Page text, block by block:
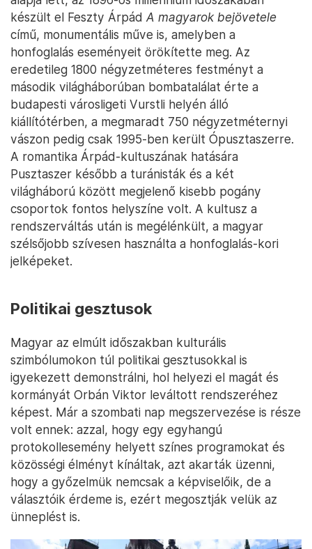
készült el Feszty Árpád A magyarok bejövetele
című, monumentális műve is, amelyben a
honfoglalás eseményeit örökítette meg. Az
eredetileg 1800 négyzetméteres festményt a
második világháborúban bombatalálat érte a
budapesti városligeti Vurstli helyén álló
kiállítótérben, a megmaradt 750 négyzetméternyi
vászon pedig csak 1995-ben került Ópusztaszerre.
A romantika Árpád-kultuszának hatására
Pusztaszer később a turánisták és a két
világháború között megjelenő kisebb pogány
csoportok fontos helyszíne volt. A kultusz a
rendszerváltás után is megélénkült, a magyar
szélsőjobb szívesen használta a honfoglalás-kori
jelképeket.
Politikai gesztusok
Magyar az elmúlt időszakban kulturális
szimbólumokon túl politikai gesztusokkal is
igyekezett demonstrálni, hol helyezi el magát és
kormányát Orbán Viktor leváltott rendszeréhez
képest. Már a szombati nap megszervezése is része
volt ennek: azzal, hogy egy egyhangú
protokollesemény helyett színes programokat és
közösségi élményt kínáltak, azt akarták üzenni,
hogy a győzelmük nemcsak a képviselőik, de a
választóik érdeme is, ezért megosztják velük az
ünneplést is.